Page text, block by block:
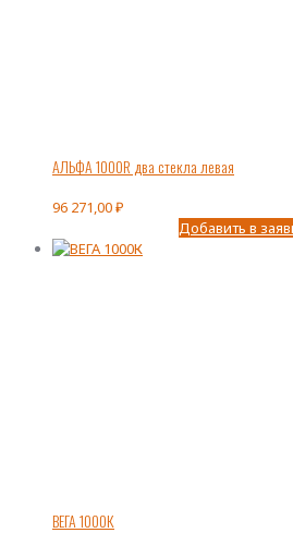
АЛЬФА 1000R два стекла левая
96 271,00₽
Добавить в
ВЕГА 1000К